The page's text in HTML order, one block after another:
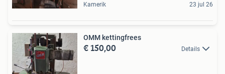
Kamerik 23 jul 26
OMM kettingfrees
€ 150,00 Details